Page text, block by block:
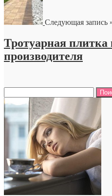
Следующая запись
Тротуарная плитка
производителя